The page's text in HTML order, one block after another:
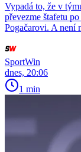
Vypadá to, že v
převezme štafetu
Pogačarovi. A není
SportWin
dnes, 20:06
1 min